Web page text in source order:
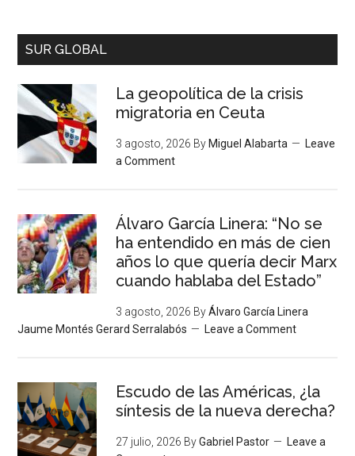
SUR GLOBAL
La geopolítica de la crisis
migratoria en Ceuta
3 agosto, 2026 By Miguel Alabarta
Leave
a Comment
Álvaro García Linera: “No se
ha entendido en más de cien
años lo que quería decir Marx
cuando hablaba del Estado”
3 agosto, 2026 ByÁlvaro García Linera
Jaume Montés Gerard Serralabós
Leave a Comment
Escudo de las Américas, ¿la
síntesis de la nueva derecha?
27 julio, 2026 ByGabriel Pastor
Leave a